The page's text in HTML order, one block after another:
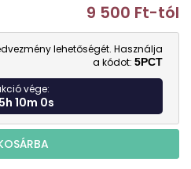
9 500 Ft-tól
lehetőségét. Használja
a kódot: 5PCT
vége:
9m 59s